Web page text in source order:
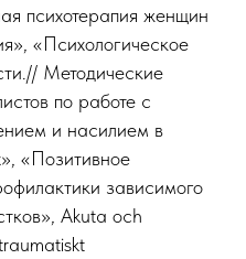
психотерапия женщин
«Психологическое
Методические
по работе с
и насилием в
«Позитивное
зависимого
Akuta och